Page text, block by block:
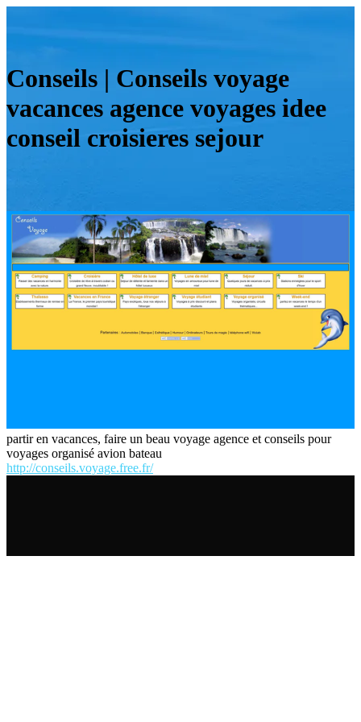
Conseils | Conseils voyage
vacances agence voyages idee
conseil croisieres sejour
partir en vacances, faire un beau voyage agence et conseils pour
voyages organisé avion bateau
http://conseils.voyage.free.fr/